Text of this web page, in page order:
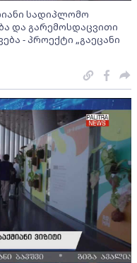
სადიპლომო
და გარემოსდაცვითი
- პროექტი „გაეცანი